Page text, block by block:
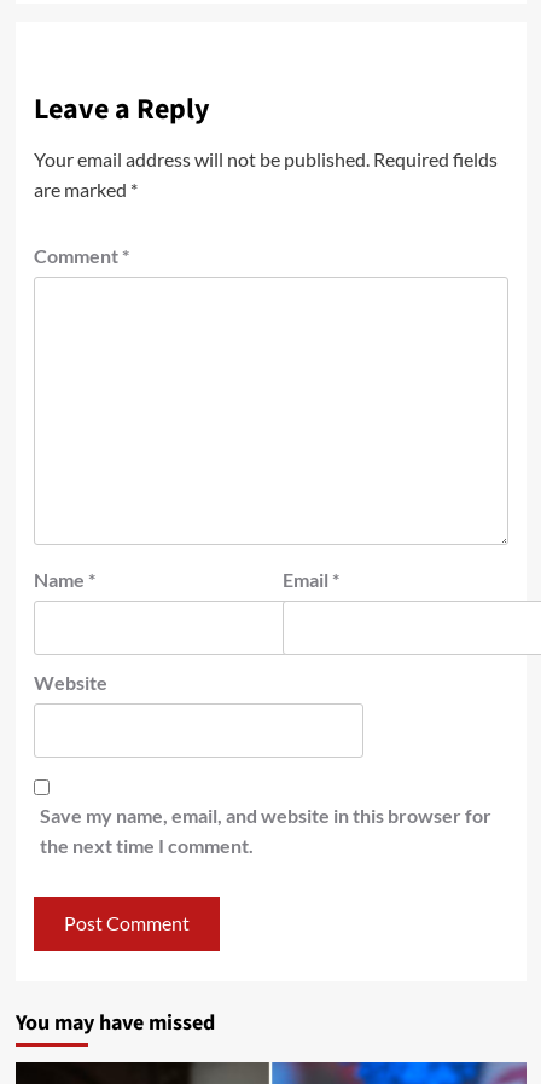
Leave a Reply
Your email address will not be published. Required fields
are marked *
Comment *
Name * Email *
Website
Save my name, email, and website in this browser for
the next time I comment.
You may have missed